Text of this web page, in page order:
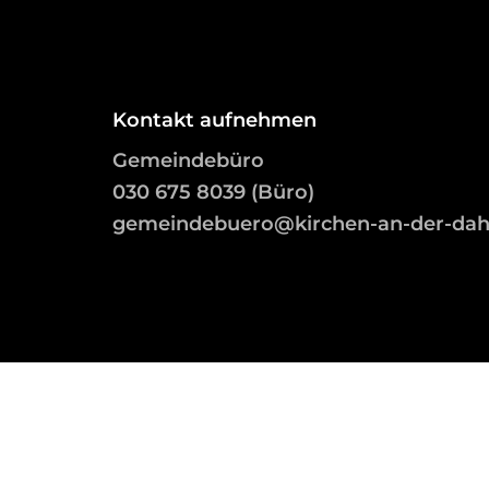
Kontakt aufnehmen
Gemeindebüro
030 675 8039 (Büro)
gemeindebuero@kirchen-an-der-